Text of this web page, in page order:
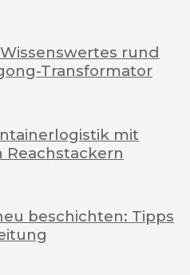
rund
Transformator
mit
Reachstackern
beschichten: Tipps